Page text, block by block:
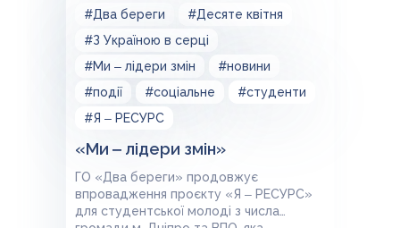
#Два береги
#Десяте квітня
#З Україною в серці
#Ми ‒ лідери змін
#новини
#події
#соціальне
#студенти
#Я ‒ РЕСУРС
«Ми ‒ лідери змін»
ГО «Два береги» продовжує
впровадження проєкту «Я ‒ РЕСУРС»
для студентської молоді з числа